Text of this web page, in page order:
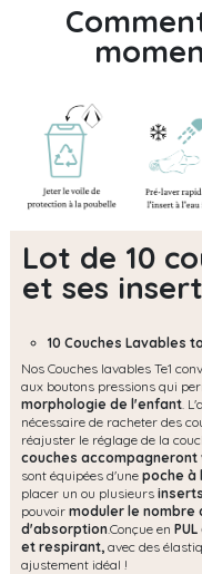
Lot de 10
et ses
10 Couches Lavables
Nos Couches lavables Te1
aux boutons pressions qui
morphologie de l'enfant .
nécessaire de racheter des
réajuster le réglage de la
couches
sont équipées d'une poche à
placer un ou plusieurs
pouvoir moduler le nombre
d'absorption.Conçue en
et respirant, avec des
ajustement idéal !